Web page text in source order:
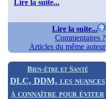
Lire la suite...
Lire la suite...
Commentaires ?
Articles du même auteur
Bien-être et Santé
DLC, DDM, les nuances
à connaître pour éviter